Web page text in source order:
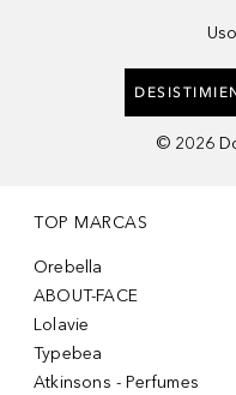
© 2026
TOP MARCAS
Orebella
ABOUT-FACE
Lolavie
Typebea
Atkinsons - Perfumes